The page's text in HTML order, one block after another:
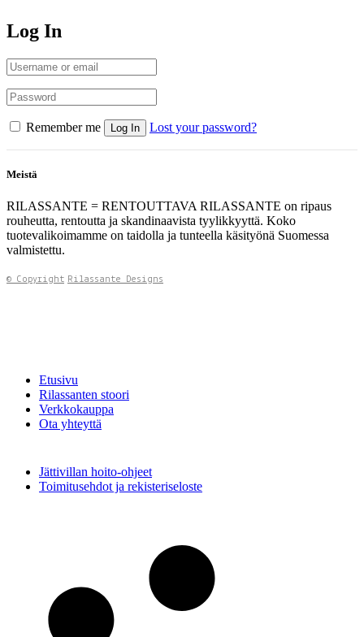
Log In
Remember me Lost your password?
Meistä
RILASSANTE = RENTOUTTAVA RILASSANTE on ripaus
rouheutta, rentoutta ja skandinaavista tyylikkyyttä. Koko
tuotevalikoimamme on taidolla ja tunteella käsityönä Suomessa
valmistettu.
© Copyright Rilassante Designs
Etusivu
Rilassanten stoori
Verkkokauppa
Ota yhteyttä
Jättivillan hoito-ohjeet
Toimitusehdot ja rekisteriseloste